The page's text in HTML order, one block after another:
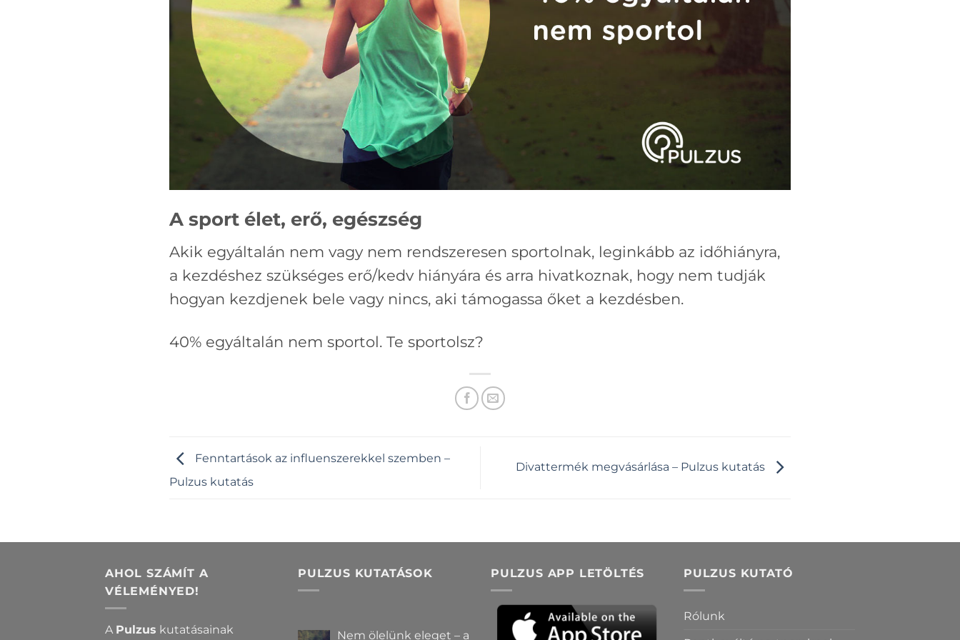
A sport élet, erő, egészség
Akik egyáltalán nem vagy nem rendszeresen sportolnak, leginkább az időhiányra,
a kezdéshez szükséges erő/kedv hiányára és arra hivatkoznak, hogy nem tudják
hogyan kezdjenek bele vagy nincs, aki támogassa őket a kezdésben.
40% egyáltalán nem sportol. Te sportolsz?
Fenntartások az influenszerekkel szemben –
Pulzus kutatás
Divattermék megvásárlása – Pulzus kutatás
AHOL SZÁMÍT A
VÉLEMÉNYED!
A Pulzus kutatásainak
PULZUS KUTATÁSOK
Nem ölelünk eleget – a
PULZUS APP LETÖLTÉS PULZUS KUTATÓ
Rólunk